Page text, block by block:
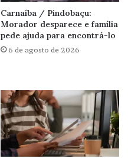
Carnaíba / Pindobaçu:
Morador desparece e família
pede ajuda para encontrá-lo
6 de agosto de 2026